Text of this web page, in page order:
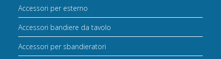
Accessori per esterno
Accessori bandiere da tavolo
Accessori per sbandieratori